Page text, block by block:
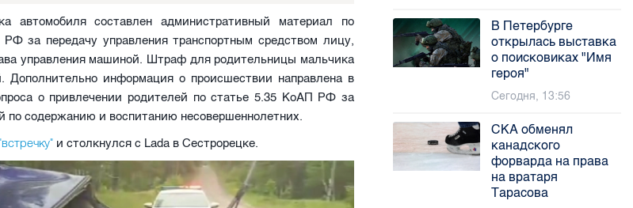
автомобиля составлен административный материал по
за передачу управления транспортным средством лицу,
управления машиной. Штраф для родительницы мальчика
Дополнительно информация о происшествии направлена в
о привлечении родителей по статье 5.35 КоАП РФ за
по содержанию и воспитанию несовершеннолетних.
и столкнулся с Lada в Сестрорецке.
В Петербурге
открылась выставка
о поисковиках "Имя
героя"
Сегодня, 13:56
СКА обменял
канадского
форварда на права
на вратаря
Тарасова